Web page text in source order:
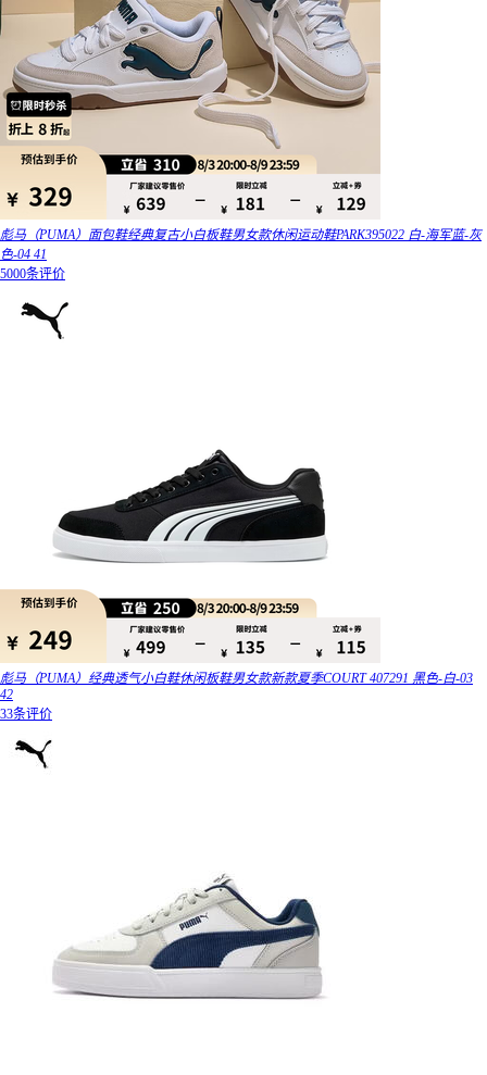
彪马（PUMA）面包鞋经典复古小白板鞋男女款休闲运动鞋PARK395022 白-海军蓝-灰
色-04 41
5000条评价
彪马（PUMA）经典透气小白鞋休闲板鞋男女款新款夏季COURT 407291 黑色-白-03
42
33条评价